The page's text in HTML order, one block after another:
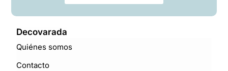
Decovarada
Quiénes somos
Contacto